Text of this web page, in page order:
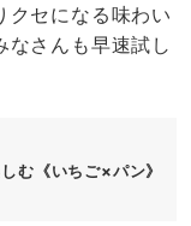
クセになる味わい
なさんも早速試し
む《いちご×パン》